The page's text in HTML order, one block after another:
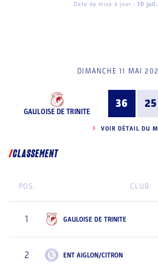
Date de mise à jour : 10 juil.
DIMANCHE 11 MAI
GAULOISE DE TRINITE
36 25
VOIR DÉTAIL DU
CLASSEMENT
POS. CLUB
1 GAULOISE DE TRINITE
2 ENT AIGLON/CITRON